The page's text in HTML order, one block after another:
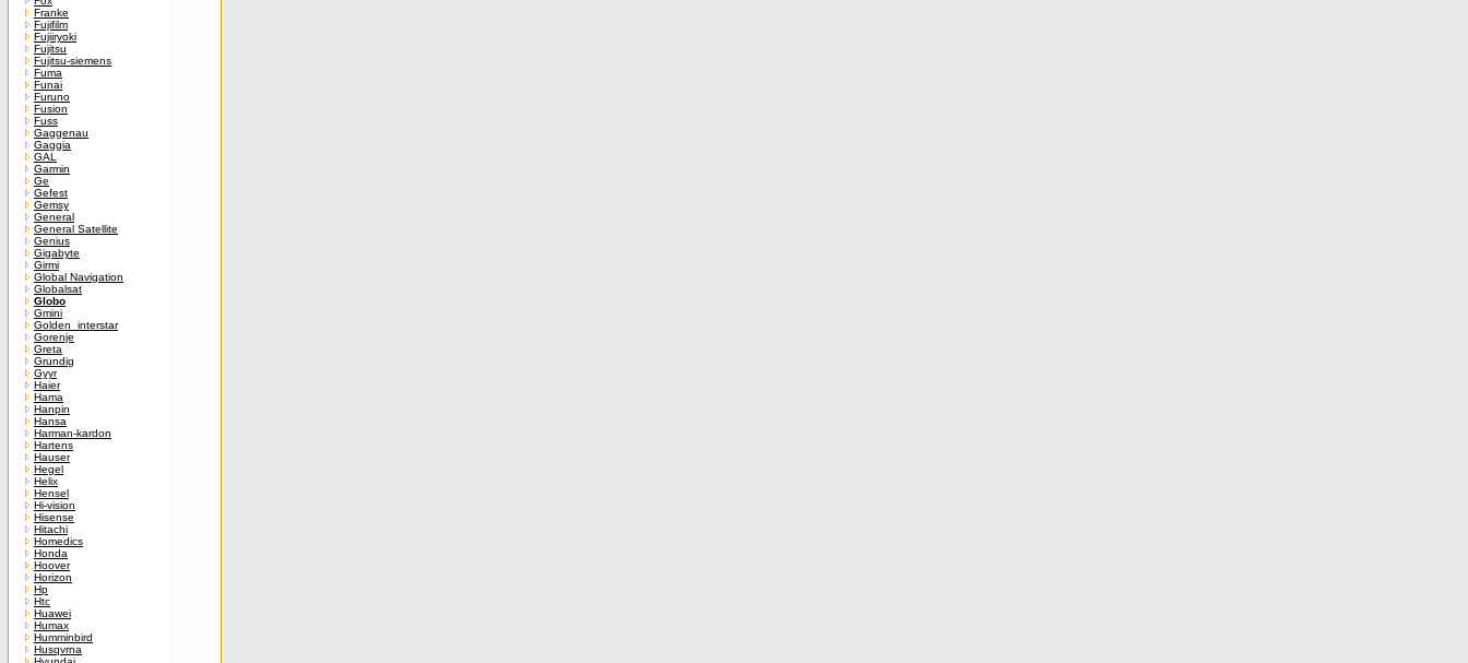
Franke
Fujifilm
Fujiiryoki
Fujitsu
Fujitsu-siemens
Fuma
Funai
Furuno
Fusion
Fuss
Gaggenau
Gaggia
GAL
Garmin
Ge
Gefest
Gemsy
General
General Satellite
Genius
Gigabyte
Girmi
Global Navigation
Globalsat
Globo
Gmini
Golden_interstar
Gorenje
Greta
Grundig
Gyyr
Haier
Hama
Hanpin
Hansa
Harman-kardon
Hartens
Hauser
Hegel
Helix
Hensel
Hi-vision
Hisense
Hitachi
Homedics
Honda
Hoover
Horizon
Hp
Htc
Huawei
Humax
Humminbird
Husqvrna